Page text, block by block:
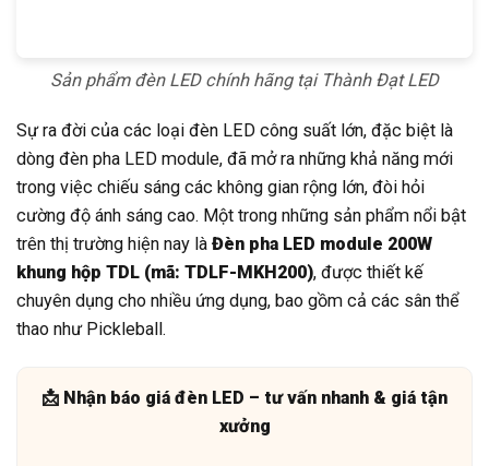
Sản phẩm đèn LED chính hãng tại Thành Đạt LED
Sự ra đời của các loại đèn LED công suất lớn, đặc biệt là
dòng đèn pha LED module, đã mở ra những khả năng mới
trong việc chiếu sáng các không gian rộng lớn, đòi hỏi
cường độ ánh sáng cao. Một trong những sản phẩm nổi bật
trên thị trường hiện nay là Đèn pha LED module 200W
khung hộp TDL (mã: TDLF-MKH200), được thiết kế
chuyên dụng cho nhiều ứng dụng, bao gồm cả các sân thể
thao như Pickleball.
📩 Nhận báo giá đèn LED – tư vấn nhanh & giá tận
xưởng